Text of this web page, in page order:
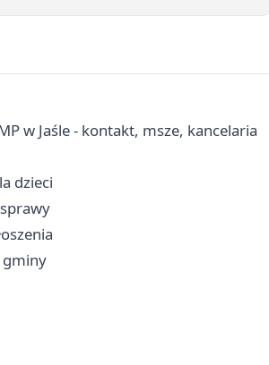
w Jaśle - kontakt, msze, kancelaria
dzieci
gminy